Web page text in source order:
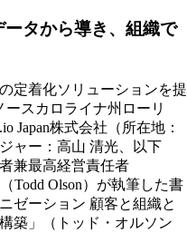
タから導き、組織で
定着化ソリューションを提
ースカロライナ州ローリ
Japan株式会社（所在地：
ャー：高山 清光、以下
兼最高経営責任者
Todd Olson）が執筆した書
ゼーション 顧客と組織と
築」（トッド・オルソン